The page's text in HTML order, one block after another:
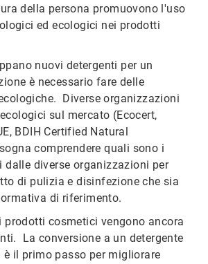
della persona promuovono l'uso
ed ecologici nei prodotti
nuovi detergenti per un
è necessario fare delle
Diverse organizzazioni
sul mercato (Ecocert,
BDIH Certified Natural
comprendere quali sono i
dalle diverse organizzazioni per
di pulizia e disinfezione che sia
di riferimento.
prodotti cosmetici vengono ancora
La conversione a un detergente
è il primo passo per migliorare